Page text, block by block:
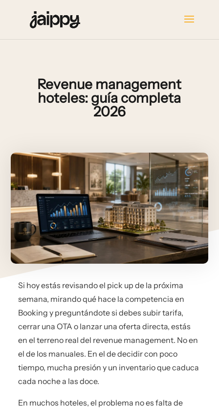
Revenue management
hoteles: guía completa
2026
Si hoy estás revisando el pick up de la próxima
semana, mirando qué hace la competencia en
Booking y preguntándote si debes subir tarifa,
cerrar una OTA o lanzar una oferta directa, estás
en el terreno real del revenue management. No en
el de los manuales. En el de decidir con poco
tiempo, mucha presión y un inventario que caduca
cada noche a las doce.
En muchos hoteles, el problema no es falta de